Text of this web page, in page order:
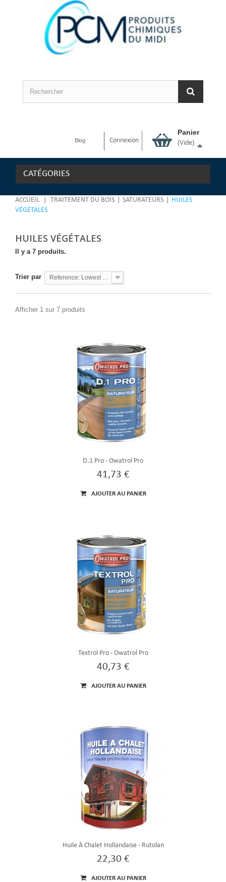
Panier
(vide)
Connexion
Blog
CATÉGORIES
ACCUEIL TRAITEMENT DU BOIS SATURATEURS
HUILES
VÉGÉTALES
HUILES VÉGÉTALES
Il y a 7 produits.
Trier par
Afficher 1 sur 7 produits
D.1 Pro - Owatrol Pro
41,73 €
AJOUTER AU PANIER
Textrol Pro - Owatrol Pro
40,73 €
AJOUTER AU PANIER
Huile À Chalet Hollandaise - Rutolan
22,30 €
AJOUTER AU PANIER